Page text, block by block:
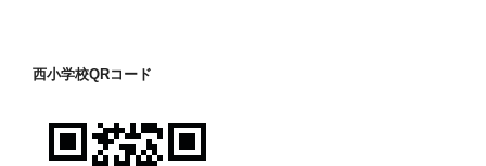
西小学校QRコード